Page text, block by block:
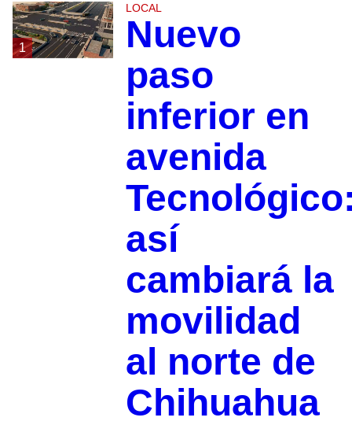
1
LOCAL
Nuevo
paso
inferior en
avenida
así
cambiará la
movilidad
al norte de
Chihuahua